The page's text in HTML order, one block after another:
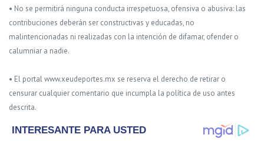
• No se permitirá ninguna conducta irrespetuosa, ofensiva o abusiva: las
contribuciones deberán ser constructivas y educadas, no
malintencionadas ni realizadas con la intención de difamar, ofender o
calumniar a nadie.
• El portal www.xeudeportes.mx se reserva el derecho de retirar o
censurar cualquier comentario que incumpla la política de uso antes
descrita.